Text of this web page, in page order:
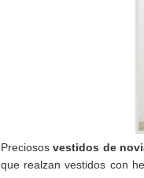
Preciososvestidos de
que realzan vestidos con